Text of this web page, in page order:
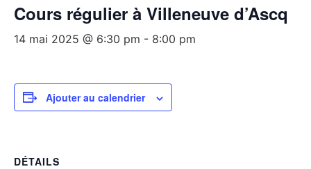
Cours régulier à Villeneuve d’Ascq
14 mai 2025 @ 6:30 pm - 8:00 pm
Ajouter au calendrier
DÉTAILS